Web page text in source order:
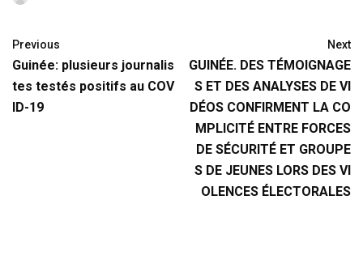
Previous
Guinée: plusieurs journalis
tes testés positifs au COV
ID-19
Next
GUINÉE. DES TÉMOIGNAGE
S ET DES ANALYSES DE VI
DÉOS CONFIRMENT LA CO
MPLICITÉ ENTRE FORCES
DE SÉCURITÉ ET GROUPE
S DE JEUNES LORS DES VI
OLENCES ÉLECTORALES